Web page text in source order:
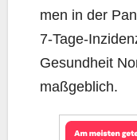
men in der
7‑Ta­ge-
Gesund­heit
maßgeblich.